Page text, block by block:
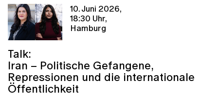
10. Juni 2026,
18:30 Uhr,
Hamburg
Talk:
Iran – Politische Gefangene,
Repressionen und die internationale
Öffentlichkeit